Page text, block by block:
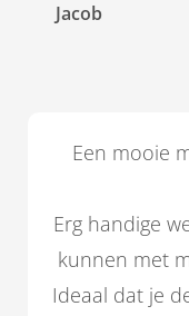
Jacob
Een mooie
Erg handige
kunnen met
Ideaal dat je